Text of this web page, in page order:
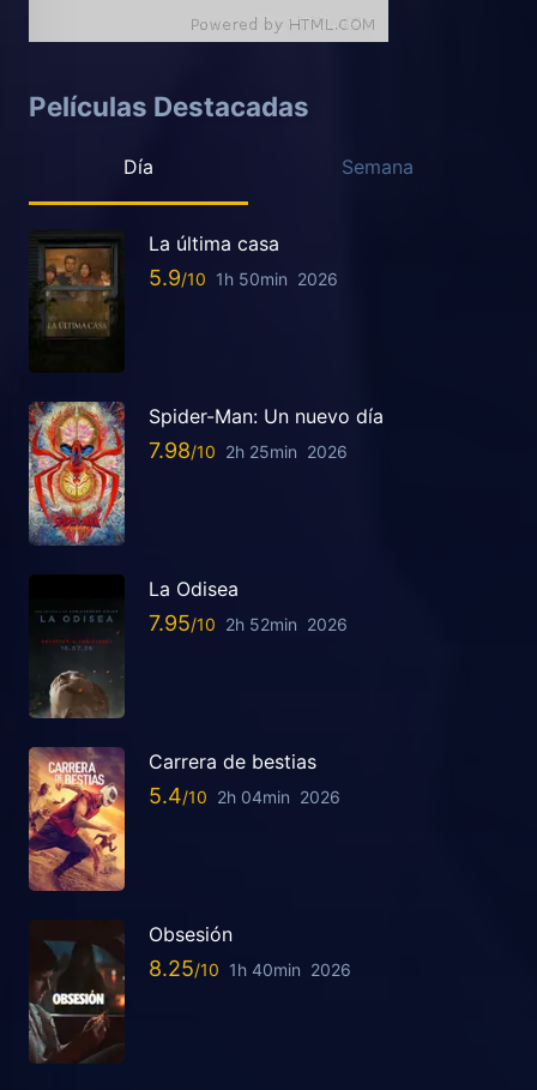
Películas Destacadas
Día Semana
La última casa
5.9 1h 50min 2026
Spider-Man: Un nuevo día
7.98 2h 25min 2026
La Odisea
7.95 2h 52min 2026
Carrera de bestias
5.4 2h 04min 2026
Obsesión
8.25 1h 40min 2026